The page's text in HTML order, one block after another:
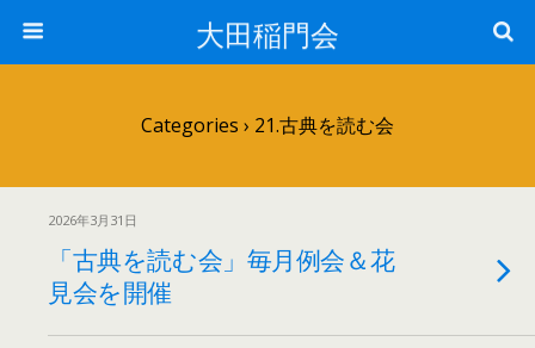
大田稲門会
Categories › 21.古典を読む会
2026年3月31日
「古典を読む会」毎月例会＆花
見会を開催